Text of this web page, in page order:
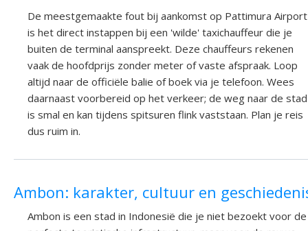
De meestgemaakte fout bij aankomst op Pattimura Airport
is het direct instappen bij een 'wilde' taxichauffeur die je
buiten de terminal aanspreekt. Deze chauffeurs rekenen
vaak de hoofdprijs zonder meter of vaste afspraak. Loop
altijd naar de officiële balie of boek via je telefoon. Wees
daarnaast voorbereid op het verkeer; de weg naar de stad
is smal en kan tijdens spitsuren flink vaststaan. Plan je reis
dus ruim in.
Ambon: karakter, cultuur en
Ambon is een stad in Indonesië die je niet bezoekt voor de